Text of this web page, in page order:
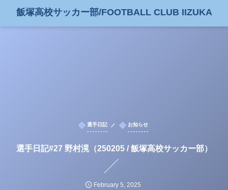
飯塚高校サッカー部/FOOTBALL CLUB IIZUKA
選手日記 お知らせ
選手日記#27 野村滉（250205 / 飯塚高校サッカー部）
February 5, 2025